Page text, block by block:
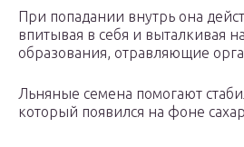
При попадании внутрь она
впитывая в себя и выталкивая
образования, отравляющие
Льняные семена помогают
который появился на фоне